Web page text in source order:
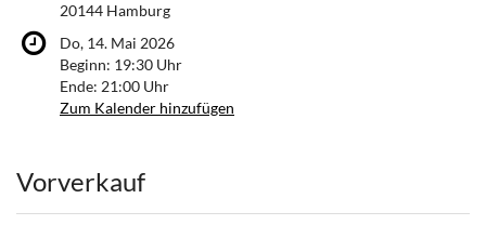
20144 Hamburg
Do, 14. Mai 2026
Beginn: 19:30 Uhr
Ende: 21:00 Uhr
Zum Kalender hinzufügen
Produkte
Vorverkauf